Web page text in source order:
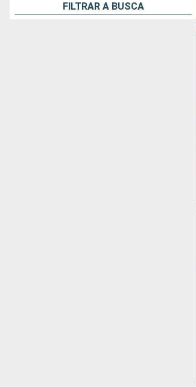
FILTRAR A BUSCA